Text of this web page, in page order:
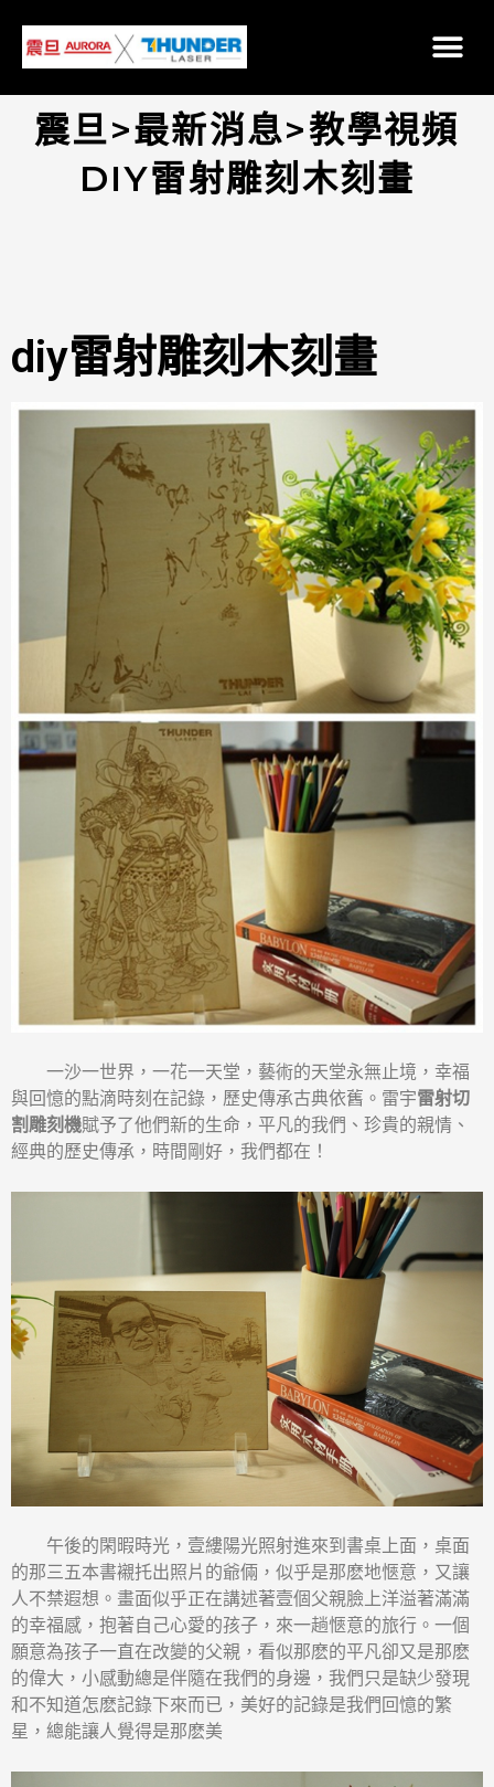
震旦>最新消息>教學視頻
DIY雷射雕刻木刻畫
diy雷射雕刻木刻畫
一沙一世界，一花一天堂，藝術的天堂永無止境，幸福
與回憶的點滴時刻在記錄，歷史傳承古典依舊。雷宇雷射切
割雕刻機賦予了他們新的生命，平凡的我們、珍貴的親情、
經典的歷史傳承，時間剛好，我們都在！
午後的閑暇時光，壹縷陽光照射進來到書桌上面，桌面
的那三五本書襯托出照片的爺倆，似乎是那麽地愜意，又讓
人不禁遐想。畫面似乎正在講述著壹個父親臉上洋溢著滿滿
的幸福感，抱著自己心愛的孩子，來一趟愜意的旅行。一個
願意為孩子一直在改變的父親，看似那麽的平凡卻又是那麽
的偉大，小感動總是伴隨在我們的身邊，我們只是缺少發現
和不知道怎麽記錄下來而已，美好的記錄是我們回憶的繁
星，總能讓人覺得是那麽美